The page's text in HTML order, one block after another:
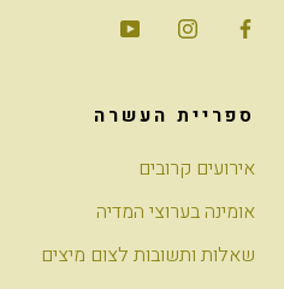
ספריית העשרה
אירועים קרובים
אומינה בערוצי המדיה
שאלות ותשובות לצום מיצים